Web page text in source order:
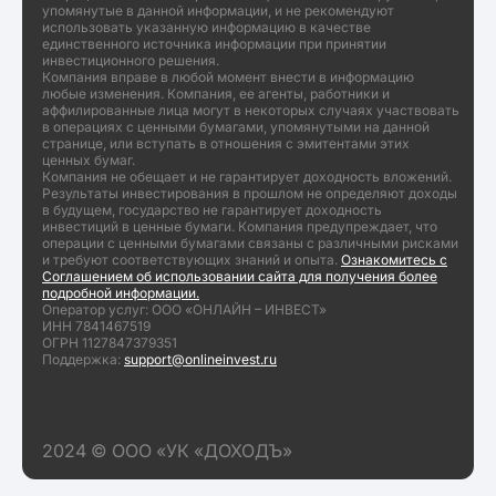
упомянутые в данной информации, и не рекомендуют
использовать указанную информацию в качестве
единственного источника информации при принятии
инвестиционного решения.
Компания вправе в любой момент внести в информацию
любые изменения. Компания, ее агенты, работники и
аффилированные лица могут в некоторых случаях участвовать
в операциях с ценными бумагами, упомянутыми на данной
странице, или вступать в отношения с эмитентами этих
ценных бумаг.
Компания не обещает и не гарантирует доходность вложений.
Результаты инвестирования в прошлом не определяют доходы
в будущем, государство не гарантирует доходность
инвестиций в ценные бумаги. Компания предупреждает, что
операции с ценными бумагами связаны с различными рисками
и требуют соответствующих знаний и опыта. Ознакомитесь с
Соглашением об использовании сайта для получения более
подробной информации.
Оператор услуг: ООО «ОНЛАЙН – ИНВЕСТ»
ИНН 7841467519
ОГРН 1127847379351
Поддержка: support@onlineinvest.ru
2024 © ООО «УК «ДОХОДЪ»